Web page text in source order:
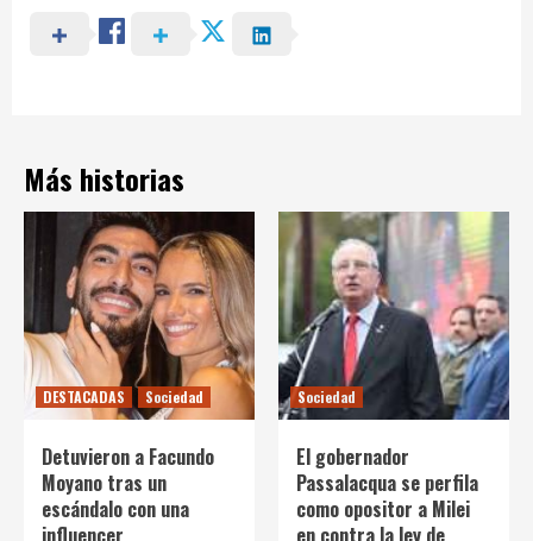
Más historias
DESTACADAS Sociedad
Detuvieron a Facundo
Moyano tras un
escándalo con una
influencer
Sociedad
El gobernador
Passalacqua se perfila
como opositor a Milei
en contra la ley de